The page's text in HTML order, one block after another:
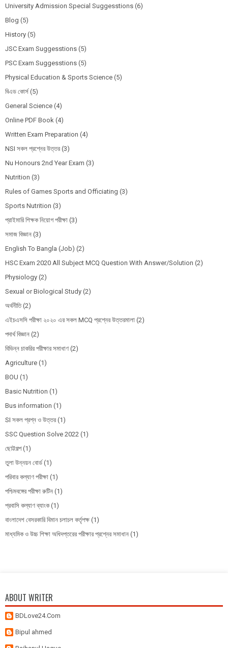
University Admission Special Suggesstions (6)
Blog (5)
History (5)
JSC Exam Suggesstions (5)
PSC Exam Suggesstions (5)
Physical Education & Sports Science (5)
বিএড কোর্স (5)
General Science (4)
Online PDF Book (4)
Written Exam Preparation (4)
NSI সকল প্রশ্নের উত্তর (3)
Nu Honours 2nd Year Exam (3)
Nutrition (3)
Rules of Games Sports and Officiating (3)
Sports Nutrition (3)
প্রাইমারি শিক্ষক নিয়োগ পরীক্ষা (3)
সমাজ বিজ্ঞান (3)
English To Bangla (Job) (2)
HSC Exam 2020 All Subject MCQ Question With Answer/Solution (2)
Physiology (2)
Sexual or Biological Study (2)
অর্থনীতি (2)
এইচএসসি পরীক্ষা ২০২০ এর সকল MCQ প্রশ্নের উত্তরমালা (2)
পদার্থ বিজ্ঞান (2)
বিভিন্ন চাকরির পরীক্ষার সমাধাণ (2)
Agriculture (1)
BOU (1)
Basic Nutrition (1)
Bus information (1)
SI সকল প্রশ্ন ও উত্তর (1)
SSC Question Solve 2022 (1)
ছোট্টগল্প (1)
তুলা উন্নয়ন বোর্ড (1)
পরিবার কল্যাণ পরীক্ষা (1)
পশ্চিমবঙ্গের পরীক্ষা রুটিন (1)
প্রবাসি কল্যাণ ব্যাংক (1)
বাংলাদেশ বেসরকারি বিমান চলাচল কর্তৃপক্ষ (1)
মাধ্যমিক ও উচ্চ শিক্ষা অধিদপ্তরের পরীক্ষার প্রশ্নের সমাধান (1)
ABOUT WRITER
BDLove24.Com
Bipul ahmed